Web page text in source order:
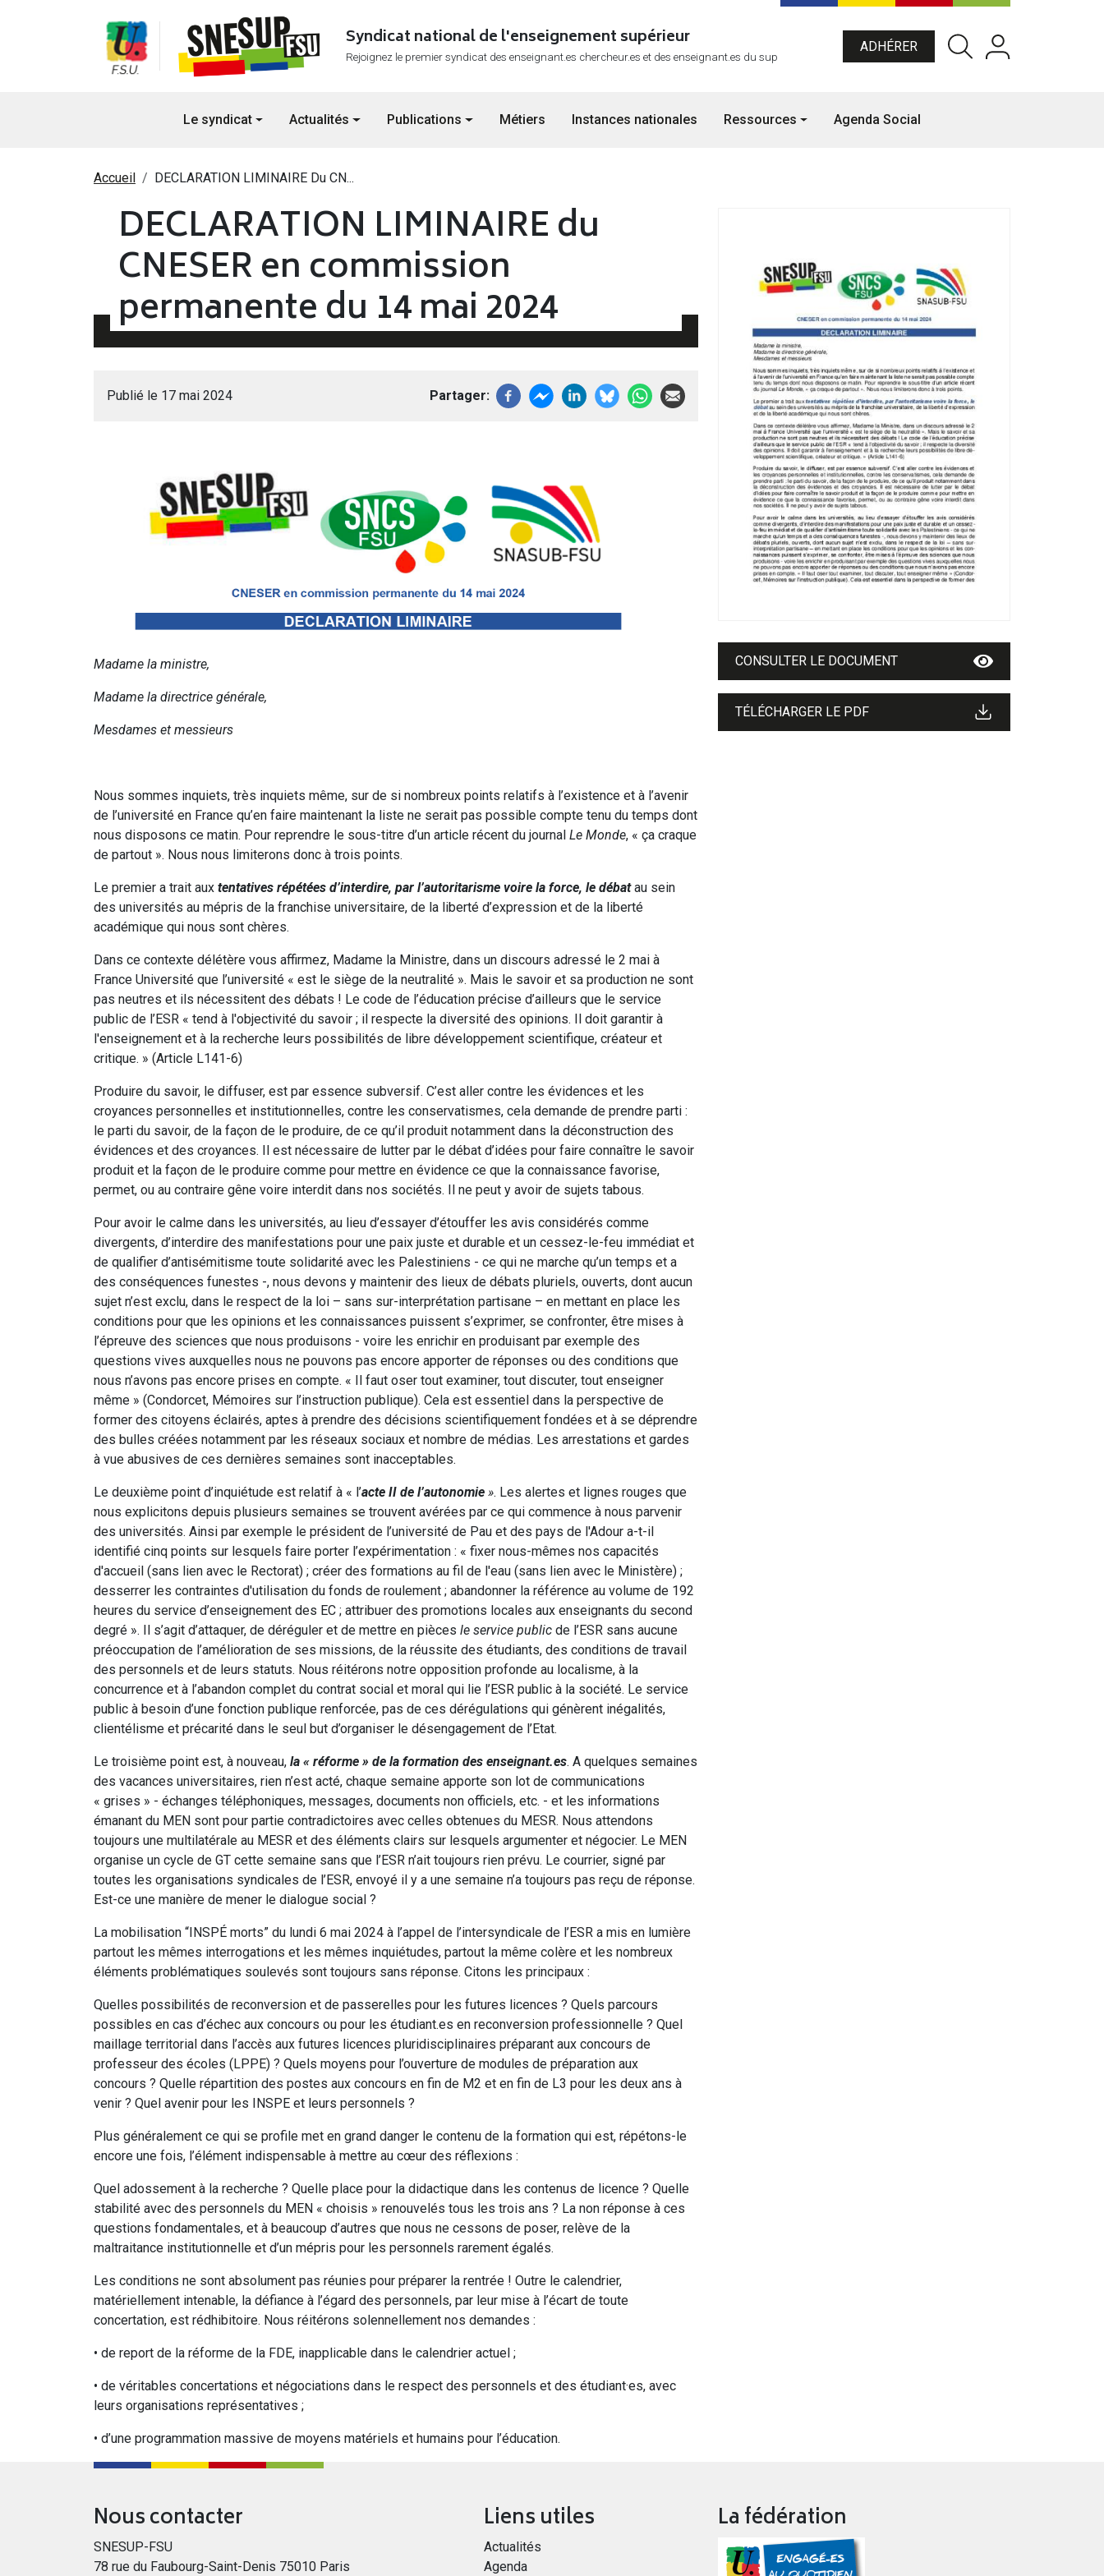
Syndicat national de l'enseignement supérieur
Rejoignez le premier syndicat des enseignant.es chercheur.es et des enseignant.es du sup
Menu du compte de
ADHÉRER
Le syndicat Actualités Publications Métiers Instances nationales Ressources Agenda Social
Fil d'Ariane
Accueil DECLARATION LIMINAIRE Du CN...
DECLARATION LIMINAIRE du
CNESER en commission
permanente du 14 mai 2024
Publié le 17 mai 2024 Partager
Madame la ministre,
Madame la directrice générale,
Mesdames et messieurs
Nous sommes inquiets, très inquiets même, sur de si nombreux points relatifs à l’existence et à l’avenir
de l’université en France qu’en faire maintenant la liste ne serait pas possible compte tenu du temps dont
nous disposons ce matin. Pour reprendre le sous-titre d’un article récent du journal Le Monde, « ça craque
de partout ». Nous nous limiterons donc à trois points.
Le premier a trait aux tentatives répétées d’interdire, par l’autoritarisme voire la force, le débatau sein
des universités au mépris de la franchise universitaire, de la liberté d’expression et de la liberté
académique qui nous sont chères.
Dans ce contexte délétère vous affirmez, Madame la Ministre, dans un discours adressé le 2 mai à
France Université que l’université « est le siège de la neutralité ». Mais le savoir et sa production ne sont
pas neutres et ils nécessitent des débats ! Le code de l’éducation précise d’ailleurs que le service
public de l’ESR « tend à l'objectivité du savoir ; il respecte la diversité des opinions. Il doit garantir à
l'enseignement et à la recherche leurs possibilités de libre développement scientifique, créateur et
critique. » (Article L141-6)
Produire du savoir, le diffuser, est par essence subversif. C’est aller contre les évidences et les
croyances personnelles et institutionnelles, contre les conservatismes, cela demande de prendre parti :
le parti du savoir, de la façon de le produire, de ce qu’il produit notamment dans la déconstruction des
évidences et des croyances. Il est nécessaire de lutter par le débat d’idées pour faire connaître le savoir
produit et la façon de le produire comme pour mettre en évidence ce que la connaissance favorise,
permet, ou au contraire gêne voire interdit dans nos sociétés. Il ne peut y avoir de sujets tabous.
Pour avoir le calme dans les universités, au lieu d’essayer d’étouffer les avis considérés comme
divergents, d’interdire des manifestations pour une paix juste et durable et un cessez-le-feu immédiat et
de qualifier d’antisémitisme toute solidarité avec les Palestiniens - ce qui ne marche qu’un temps et a
des conséquences funestes -, nous devons y maintenir des lieux de débats pluriels, ouverts, dont aucun
sujet n’est exclu, dans le respect de la loi – sans sur-interprétation partisane – en mettant en place les
conditions pour que les opinions et les connaissances puissent s’exprimer, se confronter, être mises à
l’épreuve des sciences que nous produisons - voire les enrichir en produisant par exemple des
questions vives auxquelles nous ne pouvons pas encore apporter de réponses ou des conditions que
nous n’avons pas encore prises en compte. « Il faut oser tout examiner, tout discuter, tout enseigner
même » (Condorcet, Mémoires sur l’instruction publique). Cela est essentiel dans la perspective de
former des citoyens éclairés, aptes à prendre des décisions scientifiquement fondées et à se déprendre
des bulles créées notamment par les réseaux sociaux et nombre de médias. Les arrestations et gardes
à vue abusives de ces dernières semaines sont inacceptables.
Le deuxième point d’inquiétude est relatif à « l’acte II de l’autonomie ». Les alertes et lignes rouges que
nous explicitons depuis plusieurs semaines se trouvent avérées par ce qui commence à nous parvenir
des universités. Ainsi par exemple le président de l’université de Pau et des pays de l'Adour a-t-il
identifié cinq points sur lesquels faire porter l’expérimentation : « fixer nous-mêmes nos capacités
d'accueil (sans lien avec le Rectorat) ; créer des formations au fil de l'eau (sans lien avec le Ministère) ;
desserrer les contraintes d'utilisation du fonds de roulement ; abandonner la référence au volume de 192
heures du service d’enseignement des EC ; attribuer des promotions locales aux enseignants du second
degré ». Il s’agit d’attaquer, de déréguler et de mettre en pièces le service public de l’ESR sans aucune
préoccupation de l’amélioration de ses missions, de la réussite des étudiants, des conditions de travail
des personnels et de leurs statuts. Nous réitérons notre opposition profonde au localisme, à la
concurrence et à l’abandon complet du contrat social et moral qui lie l’ESR public à la société. Le service
public à besoin d’une fonction publique renforcée, pas de ces dérégulations qui génèrent inégalités,
clientélisme et précarité dans le seul but d’organiser le désengagement de l’Etat.
Le troisième point est, à nouveau, la « réforme » de la formation des enseignant.es. A quelques semaines
des vacances universitaires, rien n’est acté, chaque semaine apporte son lot de communications
« grises » - échanges téléphoniques, messages, documents non officiels, etc. - et les informations
émanant du MEN sont pour partie contradictoires avec celles obtenues du MESR. Nous attendons
toujours une multilatérale au MESR et des éléments clairs sur lesquels argumenter et négocier. Le MEN
organise un cycle de GT cette semaine sans que l’ESR n’ait toujours rien prévu. Le courrier, signé par
toutes les organisations syndicales de l’ESR, envoyé il y a une semaine n’a toujours pas reçu de réponse.
Est-ce une manière de mener le dialogue social ?
La mobilisation “INSPÉ morts” du lundi 6 mai 2024 à l’appel de l’intersyndicale de l’ESR a mis en lumière
partout les mêmes interrogations et les mêmes inquiétudes, partout la même colère et les nombreux
éléments problématiques soulevés sont toujours sans réponse. Citons les principaux :
Quelles possibilités de reconversion et de passerelles pour les futures licences ? Quels parcours
possibles en cas d’échec aux concours ou pour les étudiant.es en reconversion professionnelle ? Quel
maillage territorial dans l’accès aux futures licences pluridisciplinaires préparant aux concours de
professeur des écoles (LPPE) ? Quels moyens pour l’ouverture de modules de préparation aux
concours ? Quelle répartition des postes aux concours en fin de M2 et en fin de L3 pour les deux ans à
venir ? Quel avenir pour les INSPE et leurs personnels ?
Plus généralement ce qui se profile met en grand danger le contenu de la formation qui est, répétons-le
encore une fois, l’élément indispensable à mettre au cœur des réflexions :
Quel adossement à la recherche ? Quelle place pour la didactique dans les contenus de licence ? Quelle
stabilité avec des personnels du MEN « choisis » renouvelés tous les trois ans ? La non réponse à ces
questions fondamentales, et à beaucoup d’autres que nous ne cessons de poser, relève de la
maltraitance institutionnelle et d’un mépris pour les personnels rarement égalés.
Les conditions ne sont absolument pas réunies pour préparer la rentrée ! Outre le calendrier,
matériellement intenable, la défiance à l’égard des personnels, par leur mise à l’écart de toute
concertation, est rédhibitoire. Nous réitérons solennellement nos demandes :
• de report de la réforme de la FDE, inapplicable dans le calendrier actuel ;
• de véritables concertations et négociations dans le respect des personnels et des étudiant·es, avec
leurs organisations représentatives ;
• d’une programmation massive de moyens matériels et humains pour l’éducation.
CONSULTER LE DOCUMENT
TÉLÉCHARGER LE PDF
Nous contacter
SNESUP-FSU
78 rue du Faubourg-Saint-Denis 75010 Paris
Liens utiles
Actualités
Agenda
La fédération